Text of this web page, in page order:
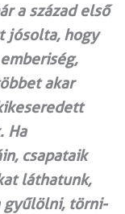
a század első
jósolta, hogy
akar
Ha
csapataik
láthatunk,
gyűlölni, törni-